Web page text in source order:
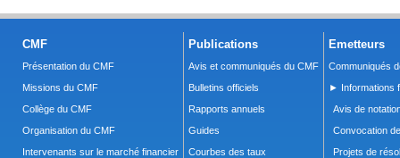
CMF
Présentation du CMF
Missions du CMF
Collège du CMF
Organisation du CMF
Intervenants sur le marché financier
Publications
Avis et communiqués du CMF
Bulletins officiels
Rapports annuels
Guides
Courbes des taux
Emetteurs
Communiqués
► Informations
Avis de
Convocation
Projets de